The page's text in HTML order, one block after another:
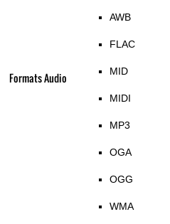
Formats Audio
AWB
FLAC
MID
MIDI
MP3
OGA
OGG
WMA